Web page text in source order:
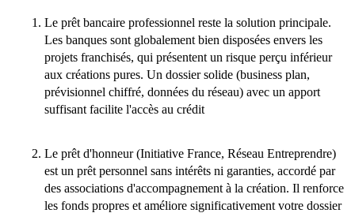
Le prêt bancaire professionnel reste la solution principale.
Les banques sont globalement bien disposées envers les
projets franchisés, qui présentent un risque perçu inférieur
aux créations pures. Un dossier solide (business plan,
prévisionnel chiffré, données du réseau) avec un apport
suffisant facilite l'accès au crédit
Le prêt d'honneur (Initiative France, Réseau Entreprendre)
est un prêt personnel sans intérêts ni garanties, accordé par
des associations d'accompagnement à la création. Il renforce
les fonds propres et améliore significativement votre dossier